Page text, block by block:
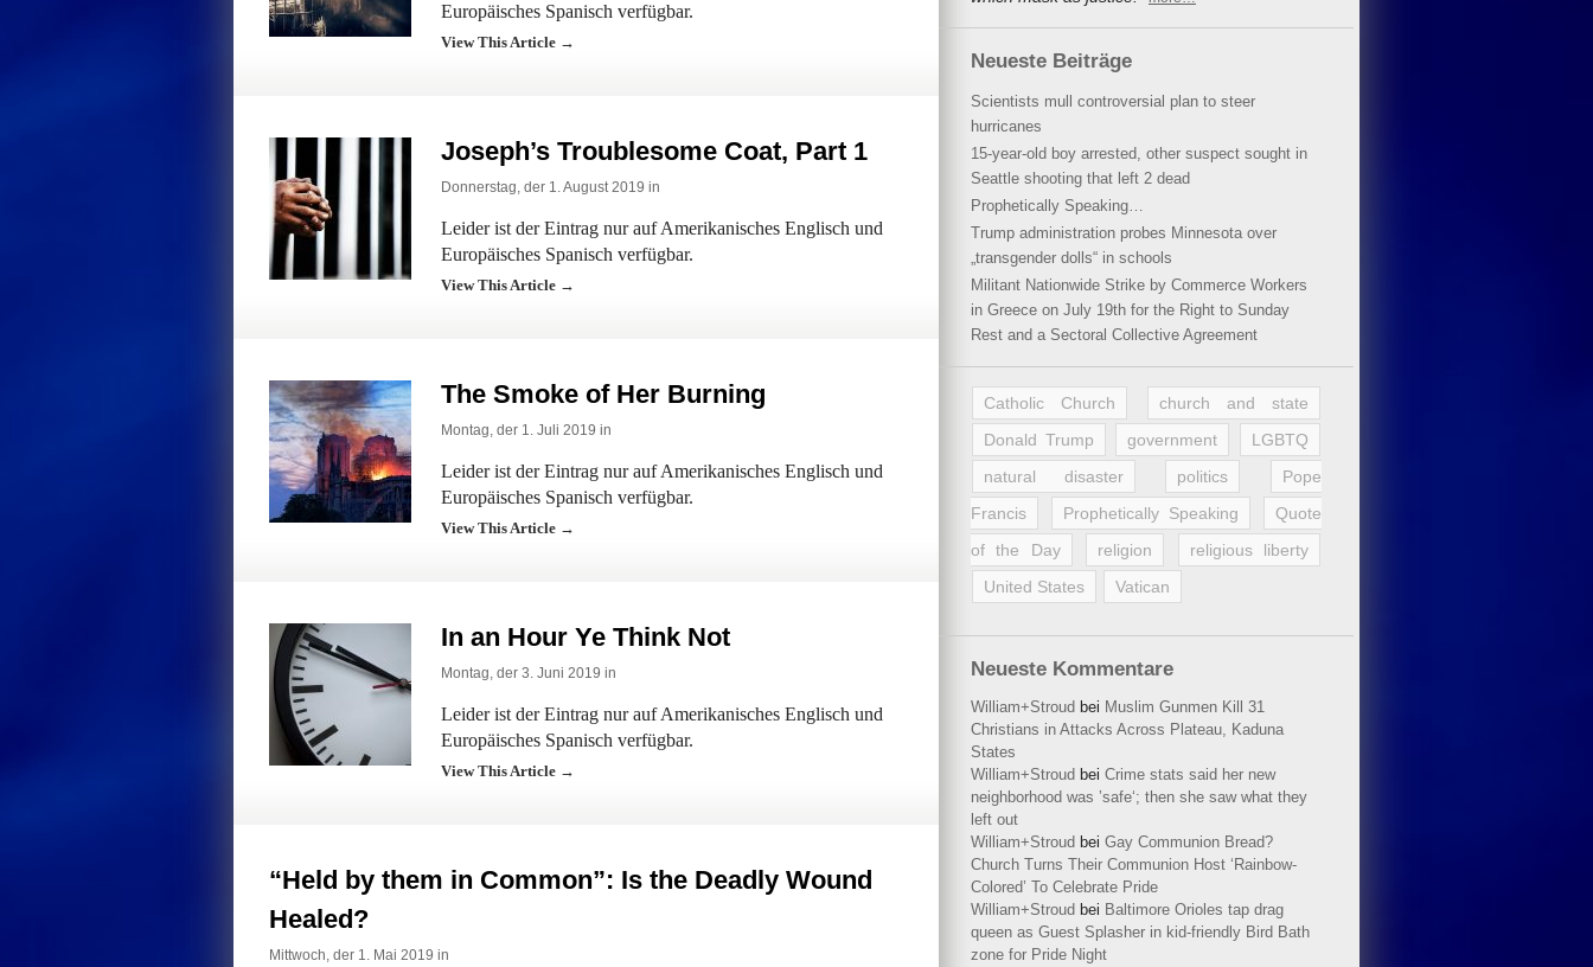
Europäisches Spanisch verfügbar.
View This Article →
Joseph’s Troublesome Coat, Part 1
Donnerstag, der 1. August 2019 in
Leider ist der Eintrag nur auf Amerikanisches Englisch und
Europäisches Spanisch verfügbar.
View This Article →
The Smoke of Her Burning
Montag, der 1. Juli 2019 in
Leider ist der Eintrag nur auf Amerikanisches Englisch und
Europäisches Spanisch verfügbar.
View This Article →
In an Hour Ye Think Not
Montag, der 3. Juni 2019 in
Leider ist der Eintrag nur auf Amerikanisches Englisch und
Europäisches Spanisch verfügbar.
View This Article →
“Held by them in Common”: Is the Deadly Wound
Healed?
Mittwoch, der 1. Mai 2019 in
Neueste Beiträge
Scientists mull controversial plan to steer
hurricanes
15-year-old boy arrested, other suspect sought in
Seattle shooting that left 2 dead
Prophetically Speaking…
Trump administration probes Minnesota over
„transgender dolls“ in schools
Militant Nationwide Strike by Commerce Workers
in Greece on July 19th for the Right to Sunday
Rest and a Sectoral Collective Agreement
Catholic Church
church and state
Donald Trump
government
LGBTQ
natural disaster
politics
Pope
Francis
Prophetically Speaking
Quote
of the Day
religion
religious liberty
United States
Vatican
Neueste Kommentare
William+Stroud bei Muslim Gunmen Kill 31
Christians in Attacks Across Plateau, Kaduna
States
William+Stroud bei Crime stats said her new
neighborhood was ’safe‘; then she saw what they
left out
William+Stroud bei Gay Communion Bread?
Church Turns Their Communion Host ‘Rainbow-
Colored’ To Celebrate Pride
William+Stroud bei Baltimore Orioles tap drag
queen as Guest Splasher in kid-friendly Bird Bath
zone for Pride Night